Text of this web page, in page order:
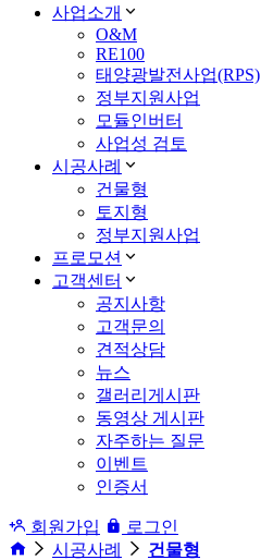
사업소개
O&M
RE100
태양광발전사업(RPS)
정부지원사업
모듈인버터
사업성 검토
시공사례
건물형
토지형
정부지원사업
프로모션
고객센터
공지사항
고객문의
견적상담
뉴스
갤러리게시판
동영상 게시판
자주하는 질문
이벤트
인증서
회원가입
로그인
시공사례
건물형